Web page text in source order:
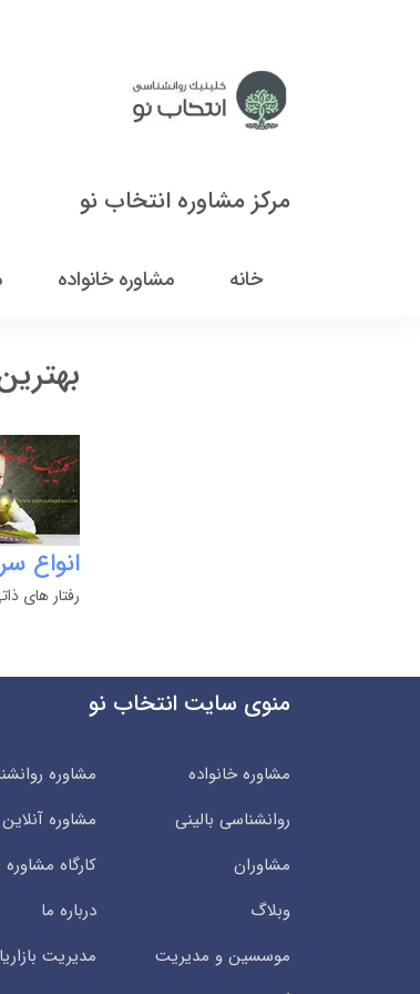
مرکز مشاوره انتخاب نو
خانه مشاوره خانواده
انواع
رفتار های
منوی سایت انتخاب نو
مشاوره خانواده
مشاوره
روانشناسی بالینی
مشاوره آنلاین
مشاوران
کارگاه
وبلاگ
درباره ما
موسسین و مدیریت
مدیریت